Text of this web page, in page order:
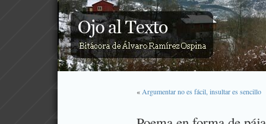
« Argumentar no es fácil, insultar es sencillo